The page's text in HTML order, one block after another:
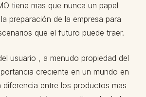
tiene mas que nunca un papel
preparación de la empresa para
que el futuro puede traer.
usuario , a menudo propiedad del
creciente en un mundo en
diferencia entre los productos mas